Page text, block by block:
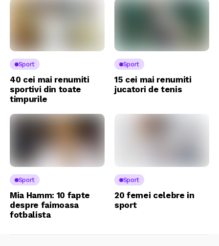
Sport
40 cei mai renumiti
sportivi din toate
timpurile
Sport
15 cei mai renumiti
jucatori de tenis
Sport
Mia Hamm: 10 fapte
despre faimoasa
fotbalista
Sport
20 femei celebre in
sport